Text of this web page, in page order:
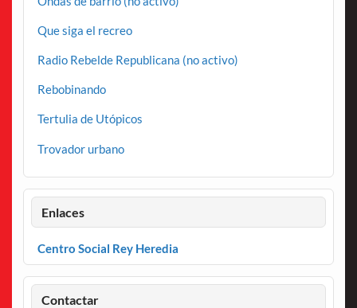
Que siga el recreo
Radio Rebelde Republicana (no activo)
Rebobinando
Tertulia de Utópicos
Trovador urbano
Enlaces
Centro Social Rey Heredia
Contactar